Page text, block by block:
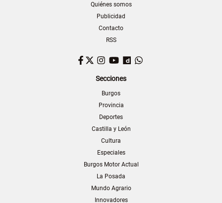
Quiénes somos
Publicidad
Contacto
RSS
Facebook
TwitterInstagram
YouTubeDailymotion
Secciones
Burgos
Provincia
Deportes
Castilla y León
Cultura
Especiales
Burgos Motor Actual
La Posada
Mundo Agrario
Innovadores